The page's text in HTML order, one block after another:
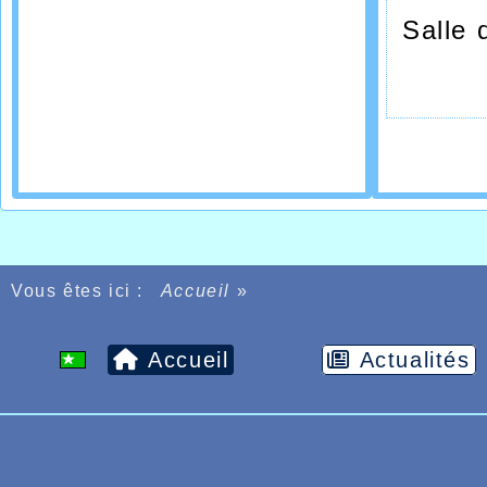
Salle
Vous êtes ici : Accueil »
Accueil Actualités